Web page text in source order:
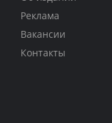
Реклама
Вакансии
Контакты